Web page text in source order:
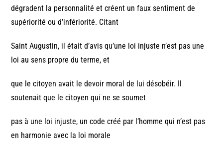
dégradent la personnalité et créent un faux sentiment de
supériorité ou d’infériorité. Citant
Saint Augustin, il était d’avis qu’une loi injuste n’est pas une
loi au sens propre du terme, et
que le citoyen avait le devoir moral de lui désobéir. Il
soutenait que le citoyen qui ne se soumet
pas à une loi injuste, un code créé par l’homme qui n’est pas
en harmonie avec la loi morale